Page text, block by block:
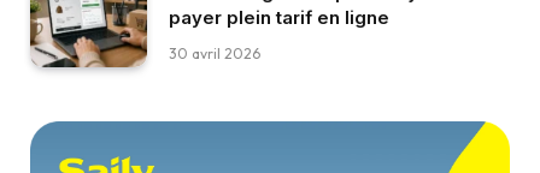
payer plein tarif en ligne
30 avril 2026